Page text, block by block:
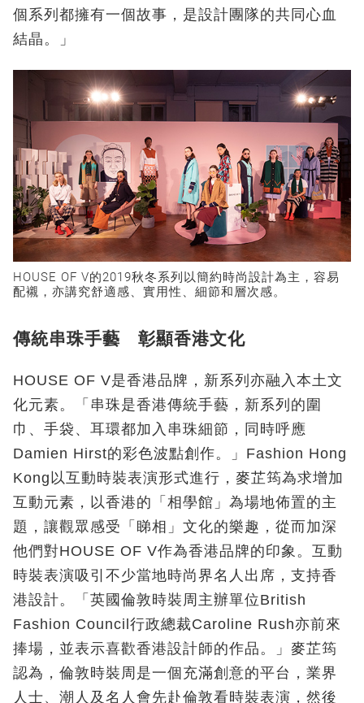
個系列都擁有一個故事，是設計團隊的共同心血
結晶。」
HOUSE OF V的2019秋冬系列以簡約時尚設計為主，容易
配襯，亦講究舒適感、實用性、細節和層次感。
傳統串珠手藝 彰顯香港文化
HOUSE OF V是香港品牌，新系列亦融入本土文
化元素。「串珠是香港傳統手藝，新系列的圍
巾、手袋、耳環都加入串珠細節，同時呼應
Damien Hirst的彩色波點創作。」Fashion Hong
Kong以互動時裝表演形式進行，麥芷筠為求增加
互動元素，以香港的「相學館」為場地佈置的主
題，讓觀眾感受「睇相」文化的樂趣，從而加深
他們對HOUSE OF V作為香港品牌的印象。互動
時裝表演吸引不少當地時尚界名人出席，支持香
港設計。「英國倫敦時裝周主辦單位British
Fashion Council行政總裁Caroline Rush亦前來
捧場，並表示喜歡香港設計師的作品。」麥芷筠
認為，倫敦時裝周是一個充滿創意的平台，業界
人士、潮人及名人會先赴倫敦看時裝表演，然後